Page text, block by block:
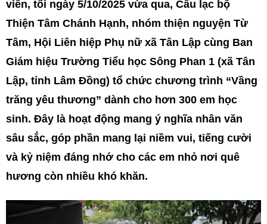
viên, tối ngày 5/10/2025 vừa qua, Câu lạc bộ
Thiện Tâm Chánh Hạnh, nhóm thiện nguyện Từ
Tâm, Hội Liên hiệp Phụ nữ xã Tân Lập cùng Ban
Giám hiệu Trường Tiểu học Sông Phan 1 (xã Tân
Lập, tỉnh Lâm Đồng) tổ chức chương trình “Vầng
trăng yêu thương” dành cho hơn 300 em học
sinh. Đây là hoạt động mang ý nghĩa nhân văn
sâu sắc, góp phần mang lại niềm vui, tiếng cười
và kỷ niệm đáng nhớ cho các em nhỏ nơi quê
hương còn nhiều khó khăn.